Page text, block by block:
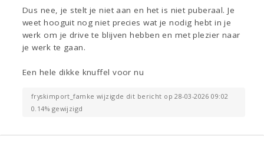
Dus nee, je stelt je niet aan en het is niet puberaal. Je
weet hooguit nog niet precies wat je nodig hebt in je
werk om je drive te blijven hebben en met plezier naar
je werk te gaan.
Een hele dikke knuffel voor nu
fryskimport_famke wijzigde dit bericht op 28-03-2026 09:02
0.14% gewijzigd